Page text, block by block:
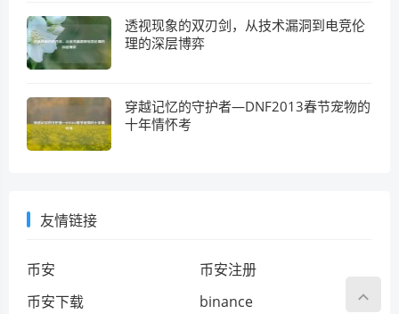
透视现象的双刃剑，从技术漏洞到电竞伦
理的深层博弈
穿越记忆的守护者—DNF2013春节宠物的
十年情怀考
友情链接
币安
币安注册
币安下载
binance